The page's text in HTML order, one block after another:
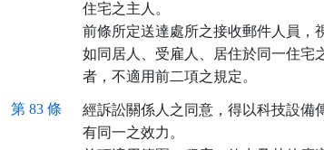
住宅之主人。
前條所定送達處所之接收郵件人員，
如同居人、受雇人、居住於同一住宅
者，不適用前二項之規定。
第 83 條
經訴訟關係人之同意，得以科技設備
有同一之效力。